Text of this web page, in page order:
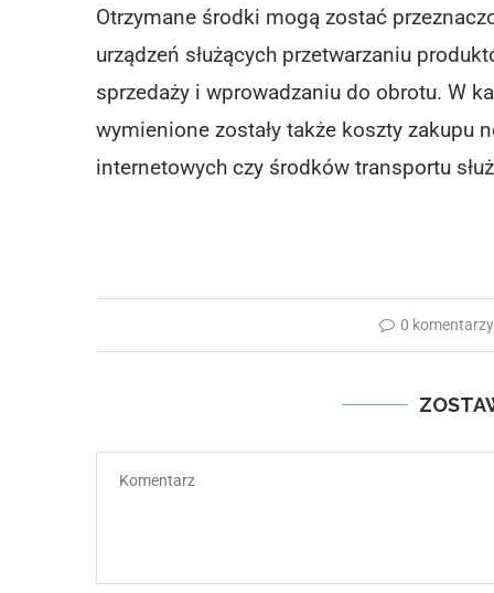
Otrzymane środki mogą zostać
urządzeń służących przetwarzaniu
sprzedaży i wprowadzaniu do obrotu. W
wymienione zostały także koszty zakupu
internetowych czy środków transportu
0 komentarzy